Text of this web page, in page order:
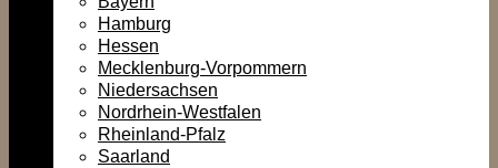
Hamburg
Hessen
Mecklenburg-Vorpommern
Niedersachsen
Nordrhein-Westfalen
Rheinland-Pfalz
Saarland